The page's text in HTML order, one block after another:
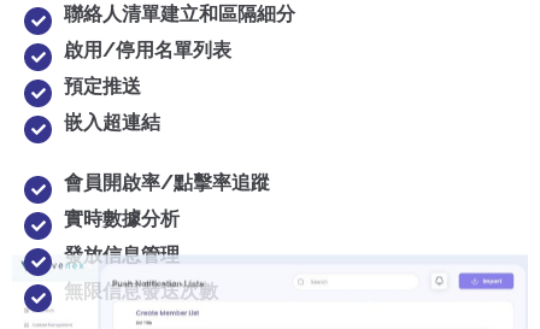
聯絡人清單建立和區隔細分
啟用/停用名單列表
預定推送
嵌入超連結
會員開啟率/點擊率追蹤
實時數據分析
發放信息管理
無限信息發送次數